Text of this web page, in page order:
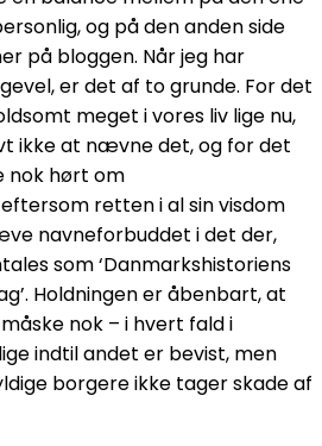
og på den anden side
på bloggen. Når jeg har
er det af to grunde. For det
meget i vores liv lige nu,
ikke at nævne det, og for det
nok hørt om
retten i al sin visdom
navneforbuddet i det der,
som ‘Danmarkshistoriens
Holdningen er åbenbart, at
nok – i hvert fald i
indtil andet er bevist, men
borgere ikke tager skade af